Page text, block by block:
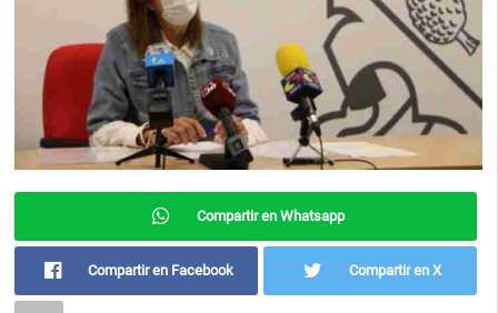
Compartir en Whatsapp
Compartir en Facebook Compartir en X